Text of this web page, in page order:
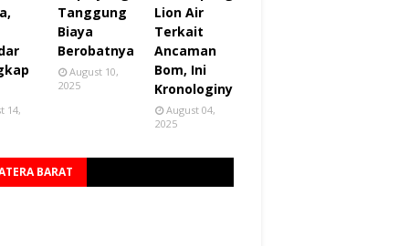
14,
Tanggung
Biaya
Berobatnya
August 10,
2025
Lion Air
Terkait
Ancaman
Bom, Ini
Kronologinya
August 04,
2025
BARAT